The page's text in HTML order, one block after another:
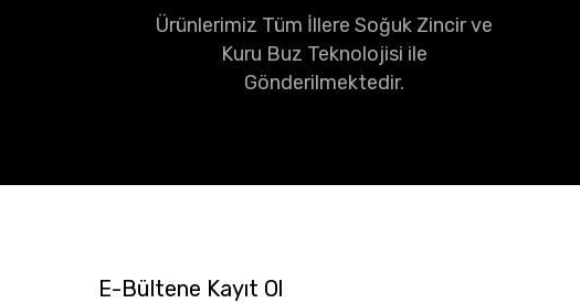
Ürünlerimiz Tüm İllere Soğuk Zincir ve
Kuru Buz Teknolojisi ile
Gönderilmektedir.
E-Bültene Kayıt Ol